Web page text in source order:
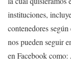
instituciones,
contenedores
nos pueden seguir
en Facebook